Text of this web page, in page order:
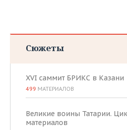
Сюжеты
XVI саммит БРИКС в Казани
499 МАТЕРИАЛОВ
Великие воины Татарии.
материалов